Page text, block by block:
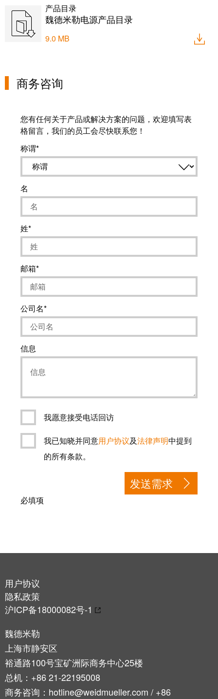
产品目录
魏德米勒电源产品目录
9.0 MB
商务咨询
您有任何关于产品或解决方案的问题，欢迎填写表
格留言，我们的员工会尽快联系您！
称谓
名
姓
邮箱
公司名
信息
我愿意接受电话回访
我已知晓并同意用户协议及法律声明中提到
的所有条款。
必填项
发送需求
用户协议
隐私政策
沪ICP备18000082号-1
魏德米勒
上海市静安区
裕通路100号宝矿洲际商务中心25楼
总机：+86 21-22195008
商务咨询：hotline@weidmueller.com / +86